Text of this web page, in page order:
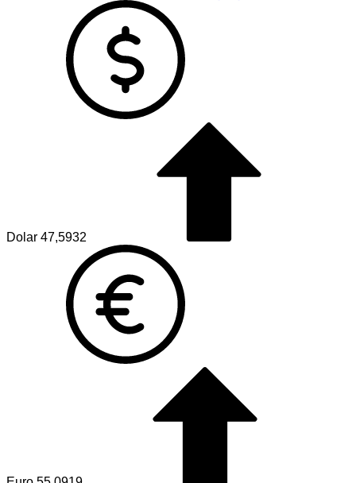
Dolar 47,5932